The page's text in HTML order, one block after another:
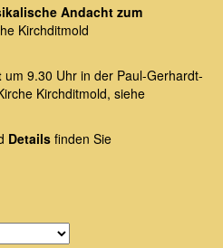
Andacht zum
Kirchditmold
um 9.30 Uhr in der Paul-Gerhardt-
Kirchditmold, siehe
Details finden Sie